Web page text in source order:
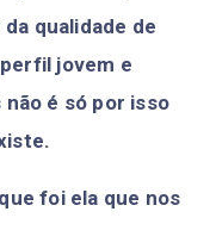
qualidade de
jovem e
é só por isso
foi ela que nos